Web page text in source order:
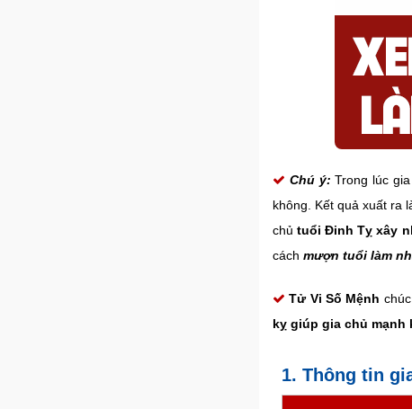
Chú ý: Trong lúc
không. Kết quả xuất ra
chủ tuổi Đinh Tỵ xây
cách mượn tuổi làm
Tử Vi Số Mệnh
kỵ giúp gia chủ mạnh
1. Thông tin